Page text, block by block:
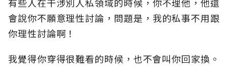
會說你不願意理性討論，問題是，我的私事不用跟
你理性討論啊！
我覺得你穿得很難看的時候，也不會叫你回家換。